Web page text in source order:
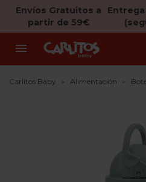
Envíos Gratuitos a
partir de 59€

Carlitos Baby Alimentación